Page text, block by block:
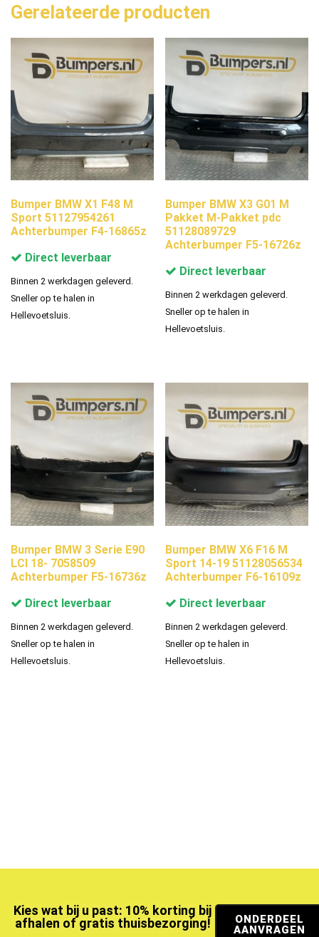
Gerelateerde producten
Bumper BMW X1 F48 M
Sport 51127954261
Achterbumper F4-16865z
Direct leverbaar
Binnen 2 werkdagen geleverd.
Sneller op te halen in
Hellevoetsluis.
Bumper BMW X3 G01 M
Pakket M-Pakket pdc
51128089729
Achterbumper F5-16726z
Direct leverbaar
Binnen 2 werkdagen geleverd.
Sneller op te halen in
Hellevoetsluis.
Bumper BMW 3 Serie E90
LCI 18- 7058509
Achterbumper F5-16736z
Direct leverbaar
Binnen 2 werkdagen geleverd.
Sneller op te halen in
Hellevoetsluis.
Bumper BMW X6 F16 M
Sport 14-19 51128056534
Achterbumper F6-16109z
Direct leverbaar
Binnen 2 werkdagen geleverd.
Sneller op te halen in
Hellevoetsluis.
Kies wat bij u past: 10% korting bij
afhalen of gratis thuisbezorging!
ONDERDEEL
AANVRAGEN